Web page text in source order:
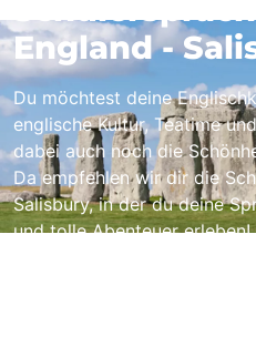
England -
Du möchtest deine
englische Kultur, Teatime
dabei auch noch die
Da empfehlen wir dir die
Salisbury, in der du deine
und tolle Abenteuer erleben!